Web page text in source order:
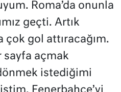
Roma’da onunla
geçti. Artık
çok gol attıracağım.
sayfa açmak
istediğimi